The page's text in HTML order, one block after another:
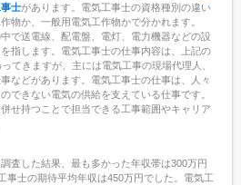
士があります。電気工事士の資格種別の違い
物か、一般用電気工作物かで分かれます。
で送電線、配電盤、電灯、電力機器などの設
指します。電気工事士の仕事内容は、上記の
てきますが、主には電気工事の現場代理人、
などがあります。電気工事士の仕事は、人々
できない電気の供給を支えている仕事です。
せ持つことで担当できる工事範囲やキャリア
査した結果、最も多かった年収帯は300万円
事士の期待平均年収は450万円でした。電気工